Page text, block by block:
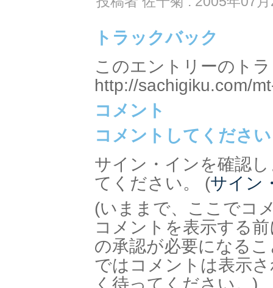
トラックバック
このエントリーのト
http://sachigiku.com/
コメント
コメントしてください
サイン・インを確認
てください。 (サイン
(いままで、ここでコ
コメントを表示する
の承認が必要になる
ではコメントは表示
く待ってください。)